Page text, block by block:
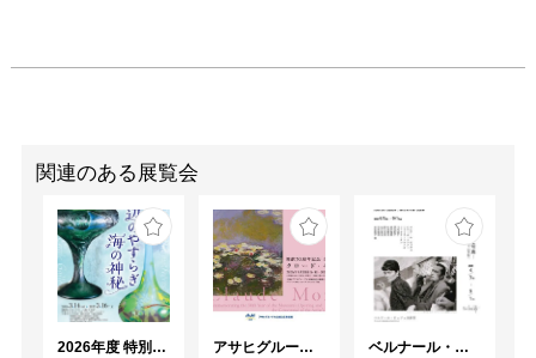
関連のある展覧会
2026年度 特別展「ガレとドーム、アール･ヌーヴォーのガラス 水辺のやすらぎ、海の神秘」
アサヒグループ大山崎山荘美術館 開館30周年記念展「没後100年 クロード・モネ」
ベルナール・ビュフェと写真 ーカメラがとらえたビュフェとその時代、そして21 世紀へ